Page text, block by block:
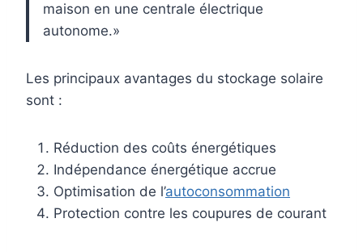
maison en une centrale électrique
autonome.»
Les principaux avantages du stockage solaire
sont :
Réduction des coûts énergétiques
Indépendance énergétique accrue
Optimisation de l’autoconsommation
Protection contre les coupures de courant